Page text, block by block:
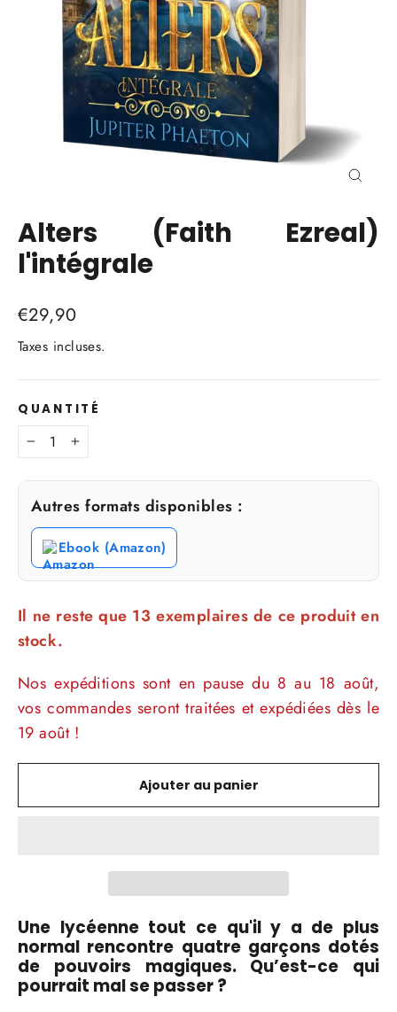
Alters (Faith Ezreal)
l'intégrale
Prix
régulier
€29,90
Taxes incluses.
QUANTITÉ
− +
Autres formats disponibles :
Ebook (Amazon)
Il ne reste que 13 exemplaires de ce produit en
stock.
Nos expéditions sont en pause du 8 au 18 août,
vos commandes seront traitées et expédiées dès le
19 août !
Ajouter au panier
Une lycéenne tout ce qu'il y a de plus
normal rencontre quatre garçons dotés
de pouvoirs magiques. Qu’est-ce qui
pourrait mal se passer ?